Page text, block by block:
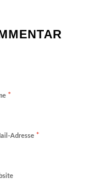
*
Adresse *